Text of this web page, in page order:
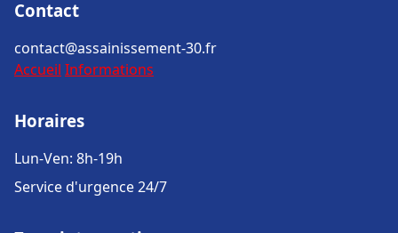
Contact
contact@assainissement-30.fr
Accueil Informations
Horaires
Lun-Ven: 8h-19h
Service d'urgence 24/7